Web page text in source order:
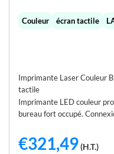
Couleur écran tactile
Imprimante Laser Couleur
tactile
Imprimante LED couleur
bureau fort occupé.
€321,49(H.T.)